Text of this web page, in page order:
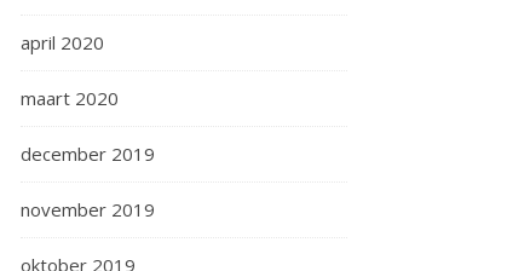
april 2020
maart 2020
december 2019
november 2019
oktober 2019